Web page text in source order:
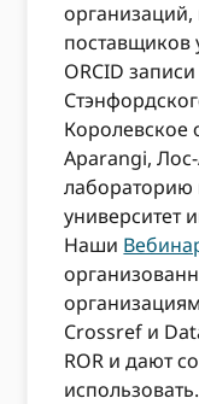
поставщиков
ORCID
Королевское
Aparangi,
лабораторию
университет
Наши
Crossref и
ROR и дают
использовать.